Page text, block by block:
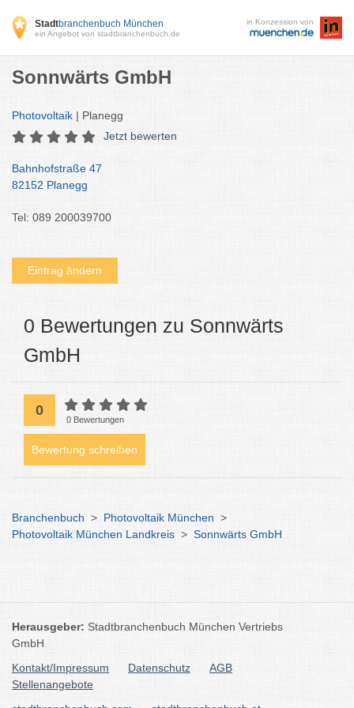
Stadtbranchenbuch München
ein Angebot von stadtbranchenbuch.de
in Konzession von
Sonnwärts GmbH
Photovoltaik | Planegg
Jetzt bewerten
Bahnhofstraße 47
82152 Planegg
Tel: 089 200039700
Eintrag ändern
0 Bewertungen zu Sonnwärts
GmbH
0
0 Bewertungen
Bewertung schreiben
Branchenbuch > Photovoltaik München >
Photovoltaik München Landkreis > Sonnwärts GmbH
Herausgeber: Stadtbranchenbuch München Vertriebs
GmbH
Kontakt/Impressum
Datenschutz
AGB
Stellenangebote